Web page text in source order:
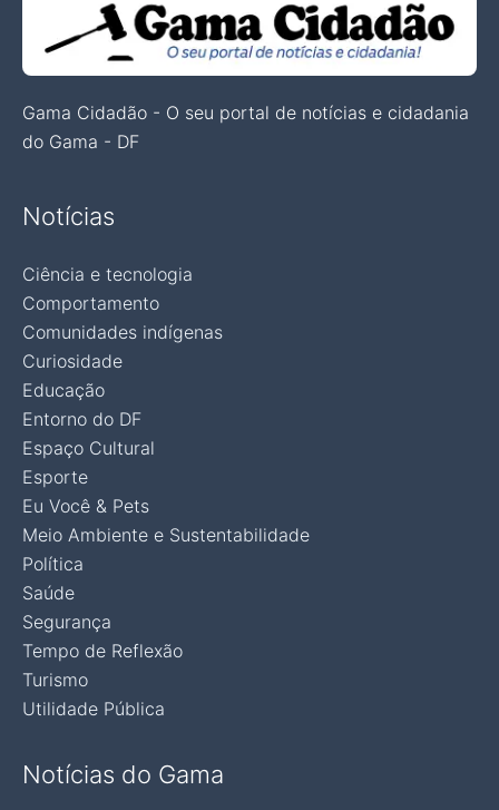
Gama Cidadão - O seu portal de notícias e cidadania
do Gama - DF
Notícias
Ciência e tecnologia
Comportamento
Comunidades indígenas
Curiosidade
Educação
Entorno do DF
Espaço Cultural
Esporte
Eu Você & Pets
Meio Ambiente e Sustentabilidade
Política
Saúde
Segurança
Tempo de Reflexão
Turismo
Utilidade Pública
Notícias do Gama